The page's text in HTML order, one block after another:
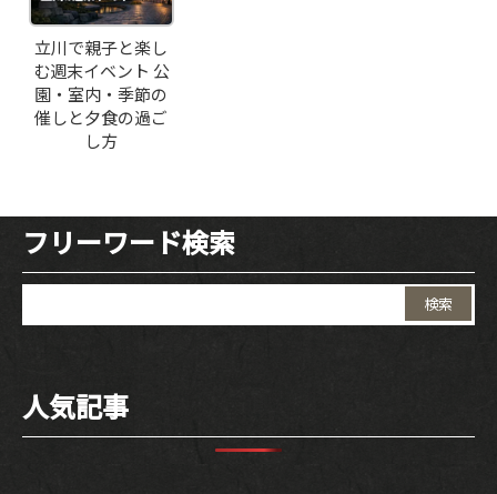
立川で親子と楽し
む週末イベント 公
園・室内・季節の
催しと夕食の過ご
し方
フリーワード検索
人気記事